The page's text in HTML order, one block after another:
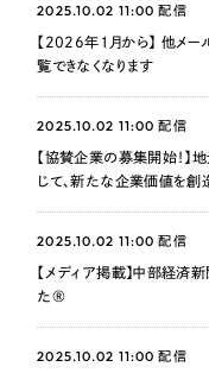
2025.10.02 11:00配信
【2026年1月から】 他メー
覧できなくなります
2025.10.02 11:00配信
【協賛企業の募集開始！】
じて、新たな企業価値を創
2025.10.02 11:00配信
【メディア掲載】中部経済
た®
2025.10.02 11:00配信